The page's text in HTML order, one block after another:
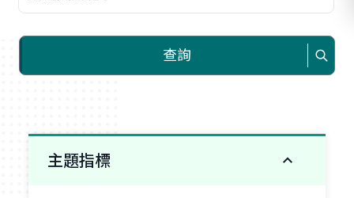
查詢
主題指標